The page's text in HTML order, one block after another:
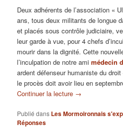
Deux adhérents de l’association «
ans, tous deux militants de longue
et placés sous contrôle judiciaire,
leur garde à vue, pour 4 chefs
mourir dans la dignité. Cette
l’inculpation de notre amimédecin
ardent défenseur humaniste du
le procès doit avoir lieu en
Continuer la lecture →
Publié dans Les Mormoironnais
Réponses